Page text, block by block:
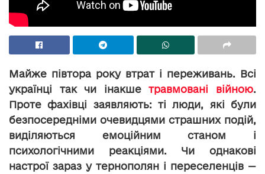
Майже півтора року втрат і переживань. Всі
українці так чи інакшетравмовані війною.
Проте фахівці заявляють: ті люди, які були
безпосередніми очевидцями страшних подій,
виділяються емоційним станом і
психологічними реакціями. Чи однакові
настрої зараз у тернополян і переселенців —